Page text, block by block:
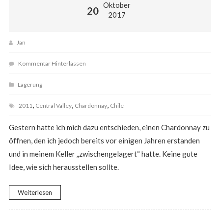
20 Oktober
2017
Jan
Kommentar Hinterlassen
Lagerung
2011, Central Valley, Chardonnay, Chile
Gestern hatte ich mich dazu entschieden, einen Chardonnay zu
öffnen, den ich jedoch bereits vor einigen Jahren erstanden
und in meinem Keller „zwischengelagert“ hatte. Keine gute
Idee, wie sich herausstellen sollte.
Weiterlesen